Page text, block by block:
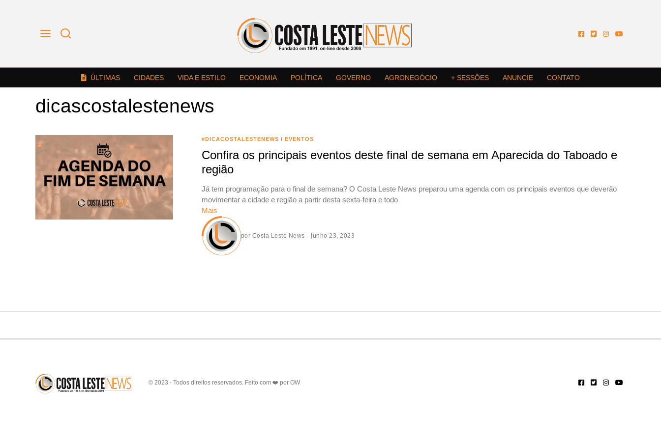
ÚLTIMAS CIDADES VIDA E ESTILO ECONOMIA POLÍTICA GOVERNO AGRONEGÓCIO + SESSÕES ANUNCIE CONTATO
dicascostalestenews
#DICACOSTALESTENEWS / EVENTOS
Confira os principais eventos deste final de semana em Aparecida do Taboado e
região
Já tem programação para o final de semana? O Costa Leste News preparou uma agenda com os principais eventos que deverão
movimentar a cidade e região a partir desta sexta-feira e todo
Mais
por Costa Leste News junho 23, 2023
© 2023 - Todos direitos reservados. Feito com ❤️ por OW